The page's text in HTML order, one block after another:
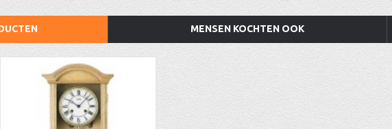
MENSEN KOCHTEN OOK